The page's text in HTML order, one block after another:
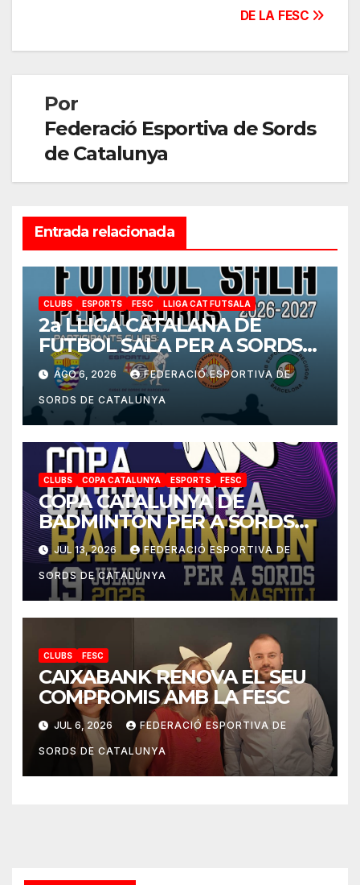
DE LA FESC
Por
Federació Esportiva de Sords
de Catalunya
Entrada relacionada
CLUBS ESPORTS FESC LLIGA CAT FUTSALA
2a LLIGA CATALANA DE
FUTBOL SALA PER A SORDS
2026-2027
AGO 6, 2026 FEDERACIÓ ESPORTIVA DE
SORDS DE CATALUNYA
CLUBS COPA CATALUNYA ESPORTS FESC
COPA CATALUNYA DE
BADMINTON PER A SORDS
2026
JUL 13, 2026 FEDERACIÓ ESPORTIVA DE
SORDS DE CATALUNYA
CLUBS FESC
CAIXABANK RENOVA EL SEU
COMPROMIS AMB LA FESC
JUL 6, 2026 FEDERACIÓ ESPORTIVA DE
SORDS DE CATALUNYA